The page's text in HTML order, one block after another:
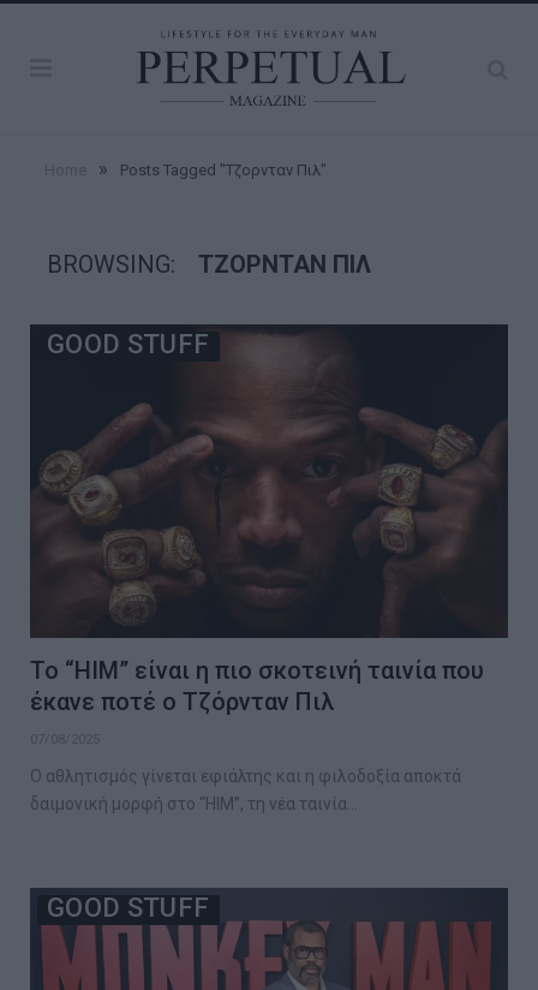
» Posts Tagged "Τζορνταν Πιλ"
BROWSING: ΤΖΟΡΝΤΑΝ ΠΙΛ
GOOD STUFF
Το “HIM” είναι η πιο σκοτεινή ταινία που
έκανε ποτέ ο Τζόρνταν Πιλ
07/08/2025
Ο αθλητισμός γίνεται εφιάλτης και η φιλοδοξία αποκτά
δαιμονική μορφή στο “HIM”, τη νέα ταινία…
GOOD STUFF